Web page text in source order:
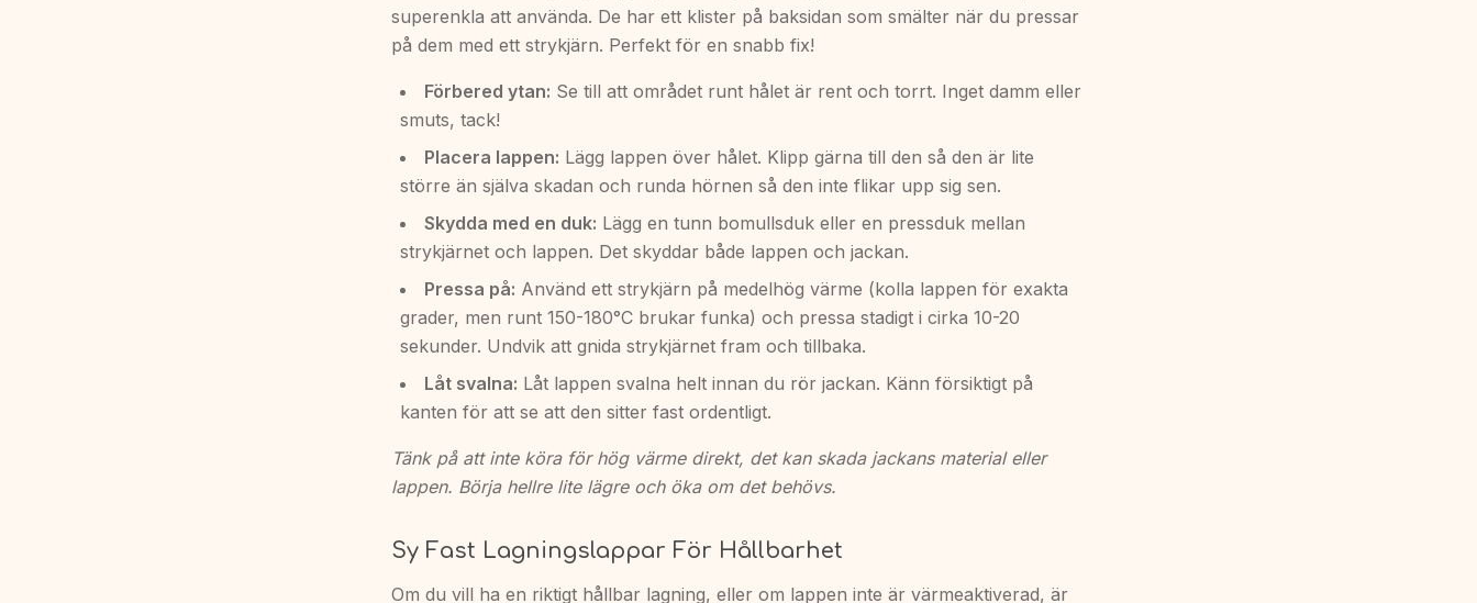
superenkla att använda. De har ett klister på baksidan som smälter när du pressar
på dem med ett strykjärn. Perfekt för en snabb fix!
Förbered ytan: Se till att området runt hålet är rent och torrt. Inget damm eller
smuts, tack!
Placera lappen: Lägg lappen över hålet. Klipp gärna till den så den är lite
större än själva skadan och runda hörnen så den inte flikar upp sig sen.
Skydda med en duk: Lägg en tunn bomullsduk eller en pressduk mellan
strykjärnet och lappen. Det skyddar både lappen och jackan.
Pressa på: Använd ett strykjärn på medelhög värme (kolla lappen för exakta
grader, men runt 150-180°C brukar funka) och pressa stadigt i cirka 10-20
sekunder. Undvik att gnida strykjärnet fram och tillbaka.
Låt svalna: Låt lappen svalna helt innan du rör jackan. Känn försiktigt på
kanten för att se att den sitter fast ordentligt.
Tänk på att inte köra för hög värme direkt, det kan skada jackans material eller
lappen. Börja hellre lite lägre och öka om det behövs.
Sy Fast Lagningslappar För Hållbarhet
Om du vill ha en riktigt hållbar lagning, eller om lappen inte är värmeaktiverad, är